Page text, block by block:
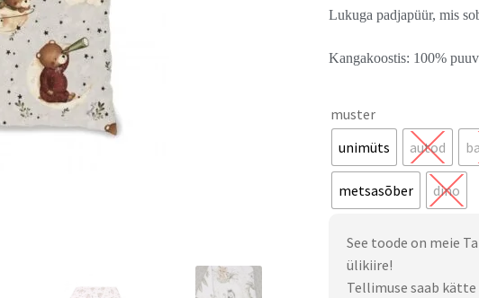
Lukuga padjapüür, mis
Kangakoostis: 100%
muster
unimüts
autod
metsasõber dino
See toode on meie
ülikiire!
Tellimuse saab